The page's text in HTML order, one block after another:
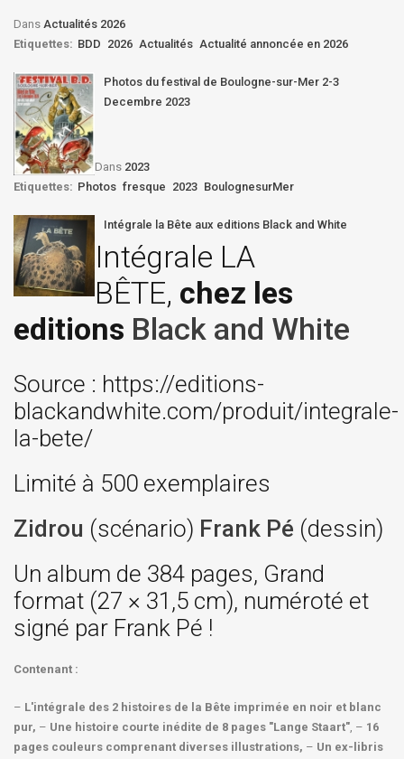
Dans Actualités 2026
Etiquettes: BDD 2026 Actualités Actualité annoncée en 2026
Photos du festival de Boulogne-sur-Mer 2-3
Decembre 2023
Dans 2023
Etiquettes: Photos fresque 2023 BoulognesurMer
Intégrale la Bête aux editions Black and White
Intégrale LA
BÊTE, chez les
editions Black and White
Source : https://editions-
blackandwhite.com/produit/integrale-
la-bete/
Limité à 500 exemplaires
Zidrou (scénario) Frank Pé (dessin)
Un album de 384 pages, Grand
format (27 × 31,5 cm), numéroté et
signé par Frank Pé !
Contenant :
– L'intégrale des 2 histoires de la Bête imprimée en noir et blanc
pur, – Une histoire courte inédite de 8 pages "Lange Staart", – 16
pages couleurs comprenant diverses illustrations, – Un ex-libris